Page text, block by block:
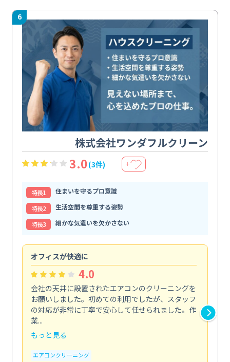
6
株式会社ワンダフルクリーン
3.0(3件) ＋
特⻑1
住まいを守るプロ意識
特⻑2
生活空間を尊重する姿勢
特⻑3
細かな気遣いを欠かさない
オフィスが快適に
4.0
会社の天井に設置されたエアコンのクリーニングを
お願いしました。初めての利用でしたが、スタッフ
の対応が非常に丁寧で安心して任せられました。作
業...
もっと見る
エアコンクリーニング